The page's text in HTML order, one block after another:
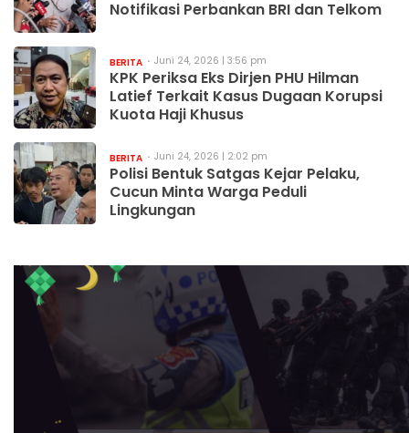
Notifikasi Perbankan BRI dan Telkom
BERITA Juni 24, 2026 | 3:56 pm
KPK Periksa Eks Dirjen PHU Hilman
Latief Terkait Kasus Dugaan Korupsi
Kuota Haji Khusus
BERITA Juni 24, 2026 | 2:02 pm
Polisi Bentuk Satgas Kejar Pelaku,
Cucun Minta Warga Peduli
Lingkungan